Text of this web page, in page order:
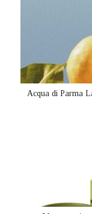
Acqua di Parma